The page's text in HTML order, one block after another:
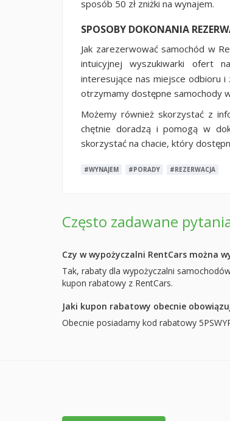
sposób 50 zł zniżki na wynajem.
SPOSOBY DOKONANIA
Jak zarezerwować samochód w
intuicyjnej wyszukiwarki ofert
interesujące nas miejsce odbioru
otrzymamy dostępne samochody
Możemy również skorzystać z
chętnie doradzą i pomogą w
skorzystać na chacie, który
#WYNAJEM #PORADY #REZERWACJA
Często zadawane
Czy w wypożyczalni RentCars można
Tak, rabaty dla wypożyczalni
kupon rabatowy z RentCars.
Jaki kupon rabatowy obecnie
Obecnie posiadamy kod rabatowy